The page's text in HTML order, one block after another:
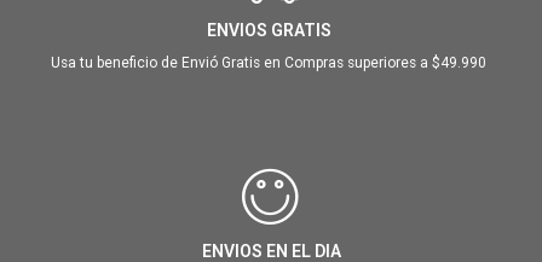
ENVIOS GRATIS
Usa tu beneficio de Envió Gratis en Compras superiores a $49.990
ENVIOS EN EL DIA